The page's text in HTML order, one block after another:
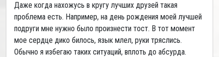
Даже когда нахожусь в кругу лучших друзей такая
проблема есть. Например, на день рождения моей лучшей
подруги мне нужно было произнести тост. В тот момент
мое сердце дико билось, язык млел, руки тряслись.
Обычно я избегаю таких ситуаций, вплоть до абсурда.